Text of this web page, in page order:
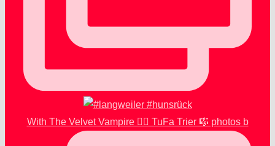
With The Velvet Vampire 🧛‍♂️ TuFa Trier 🎼 photos b